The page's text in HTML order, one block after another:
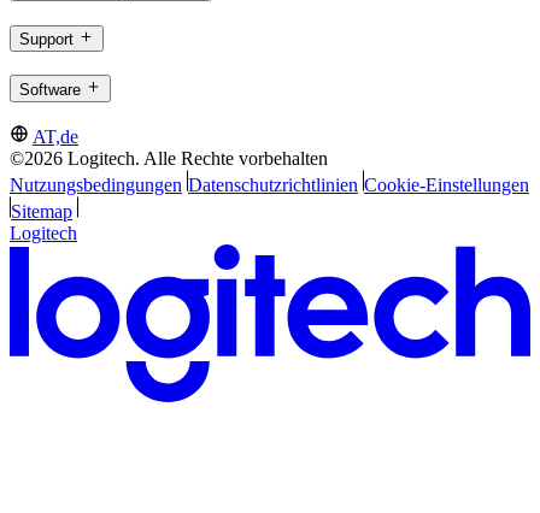
Support
Software
AT,de
©2026 Logitech. Alle Rechte vorbehalten
Nutzungsbedingungen Datenschutzrichtlinien Cookie-Einstellungen
Sitemap
Logitech